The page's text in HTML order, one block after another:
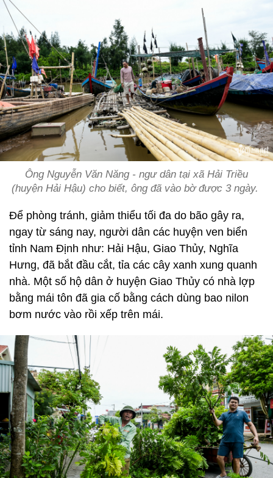
Ông Nguyễn Văn Năng - ngư dân tại xã Hải Triều
(huyện Hải Hậu) cho biết, ông đã vào bờ được 3 ngày.
Để phòng tránh, giảm thiểu tối đa do bão gây ra,
ngay từ sáng nay, người dân các huyện ven biển
tỉnh Nam Định như: Hải Hậu, Giao Thủy, Nghĩa
Hưng, đã bắt đầu cắt, tỉa các cây xanh xung quanh
nhà. Một số hộ dân ở huyện Giao Thủy có nhà lợp
bằng mái tôn đã gia cố bằng cách dùng bao nilon
bơm nước vào rồi xếp trên mái.